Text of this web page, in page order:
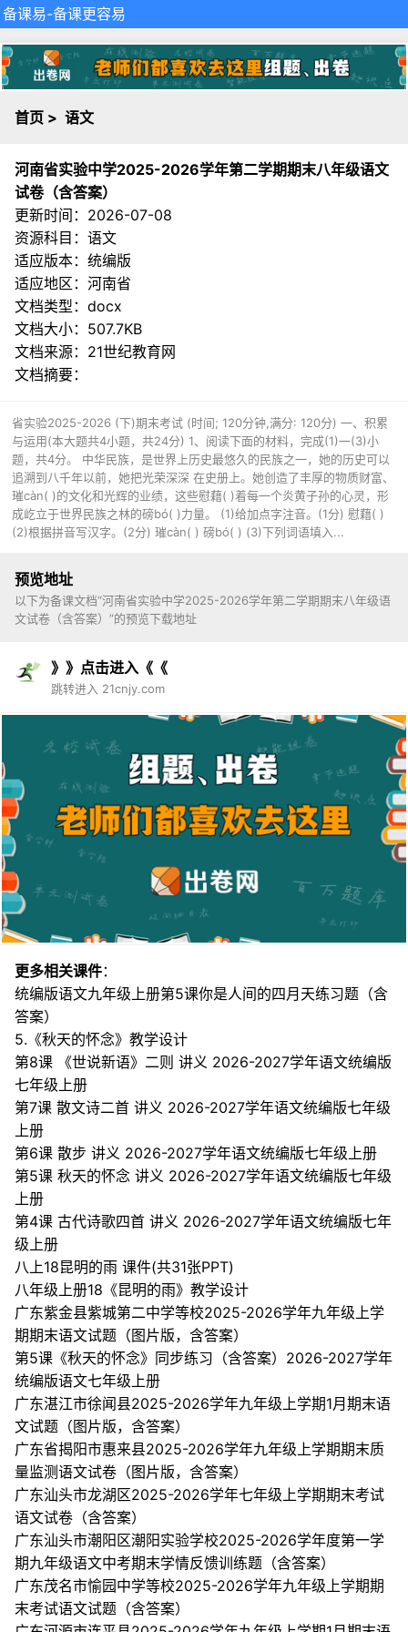
备课易-备课更容易
首页 > 语文
河南省实验中学2025-2026学年第二学期期末八年级语文
试卷（含答案）
更新时间：2026-07-08
资源科目：语文
适应版本：统编版
适应地区：河南省
文档类型：docx
文档大小：507.7KB
文档来源： 21世纪教育网
文档摘要：
省实验2025-2026 (下)期末考试 (时间; 120分钟,满分: 120分) 一、积累
与运用(本大题共4小题，共24分) 1、阅读下面的材料，完成(1)一(3)小
题，共4分。 中华民族，是世界上历史最悠久的民族之一，她的历史可以
追溯到八千年以前，她把光荣深深 在史册上。她创造了丰厚的物质财富、
璀càn( )的文化和光辉的业绩，这些慰藉( )着每一个炎黄子孙的心灵，形
成屹立于世界民族之林的磅bó( )力量。 (1)给加点字注音。(1分) 慰藉( )
(2)根据拼音写汉字。(2分) 璀càn( ) 磅bó( ) (3)下列词语填入...
预览地址
以下为备课文档“河南省实验中学2025-2026学年第二学期期末八年级语
文试卷（含答案）”的预览下载地址
》》点击进入《《
跳转进入 21cnjy.com
更多相关课件：
统编版语文九年级上册第5课你是人间的四月天练习题（含
答案）
5.《秋天的怀念》教学设计
第8课 《世说新语》二则 讲义 2026-2027学年语文统编版
七年级上册
第7课 散文诗二首 讲义 2026-2027学年语文统编版七年级
上册
第6课 散步 讲义 2026-2027学年语文统编版七年级上册
第5课 秋天的怀念 讲义 2026-2027学年语文统编版七年级
上册
第4课 古代诗歌四首 讲义 2026-2027学年语文统编版七年
级上册
八上18昆明的雨 课件(共31张PPT)
八年级上册18《昆明的雨》教学设计
广东紫金县紫城第二中学等校2025-2026学年九年级上学
期期末语文试题（图片版，含答案）
第5课《秋天的怀念》同步练习（含答案）2026-2027学年
统编版语文七年级上册
广东湛江市徐闻县2025-2026学年九年级上学期1月期末语
文试题（图片版，含答案）
广东省揭阳市惠来县2025-2026学年九年级上学期期末质
量监测语文试卷（图片版，含答案）
广东汕头市龙湖区2025-2026学年七年级上学期期末考试
语文试卷（含答案）
广东汕头市潮阳区潮阳实验学校2025-2026学年度第一学
期九年级语文中考期末学情反馈训练题（含答案）
广东茂名市愉园中学等校2025-2026学年九年级上学期期
末考试语文试题（含答案）